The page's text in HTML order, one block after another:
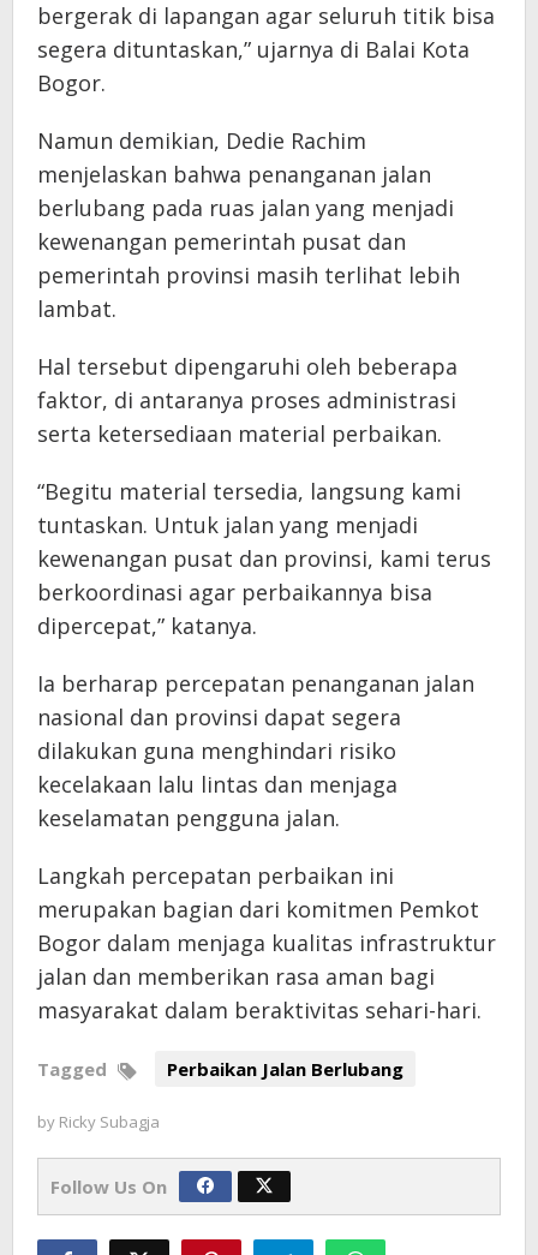
bergerak di lapangan agar seluruh titik bisa
segera dituntaskan,” ujarnya di Balai Kota
Bogor.
Namun demikian, Dedie Rachim
menjelaskan bahwa penanganan jalan
berlubang pada ruas jalan yang menjadi
kewenangan pemerintah pusat dan
pemerintah provinsi masih terlihat lebih
lambat.
Hal tersebut dipengaruhi oleh beberapa
faktor, di antaranya proses administrasi
serta ketersediaan material perbaikan.
“Begitu material tersedia, langsung kami
tuntaskan. Untuk jalan yang menjadi
kewenangan pusat dan provinsi, kami terus
berkoordinasi agar perbaikannya bisa
dipercepat,” katanya.
Ia berharap percepatan penanganan jalan
nasional dan provinsi dapat segera
dilakukan guna menghindari risiko
kecelakaan lalu lintas dan menjaga
keselamatan pengguna jalan.
Langkah percepatan perbaikan ini
merupakan bagian dari komitmen Pemkot
Bogor dalam menjaga kualitas infrastruktur
jalan dan memberikan rasa aman bagi
masyarakat dalam beraktivitas sehari-hari.
Tagged Perbaikan Jalan Berlubang
by Ricky Subagja
Follow Us On